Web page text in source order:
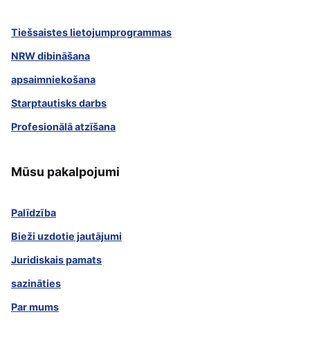
Tiešsaistes lietojumprogrammas
NRW dibināšana
apsaimniekošana
Starptautisks darbs
Profesionālā atzīšana
Mūsu pakalpojumi
Palīdzība
Bieži uzdotie jautājumi
Juridiskais pamats
sazināties
Par mums